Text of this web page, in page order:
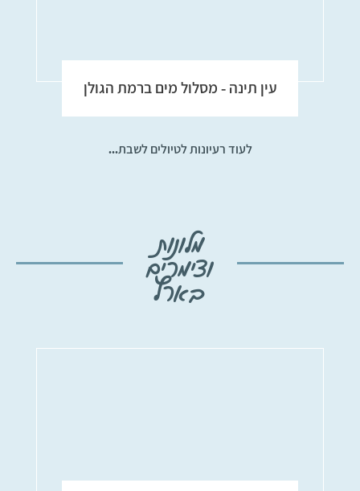
עין תינה - מסלול מים ברמת הגולן
לעוד רעיונות לטיולים לשבת...
מלונות
וצימרים
בארץ